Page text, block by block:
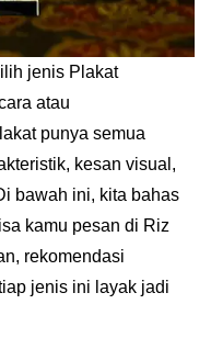
jenis Plakat
atau
punya semua
kesan visual,
bawah ini, kita bahas
kamu pesan di Riz
rekomendasi
jenis ini layak jadi